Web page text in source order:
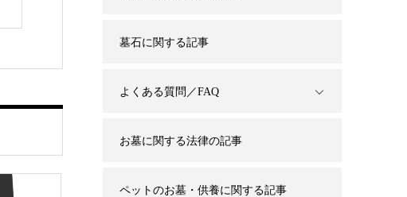
墓石に関する記事
よくある質問／FAQ
お墓に関する法律の記事
ペットのお墓・供養に関する記事